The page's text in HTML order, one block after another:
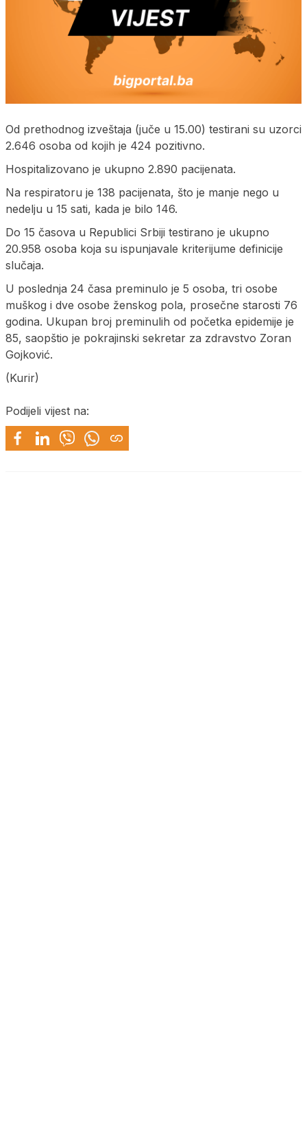
Od prethodnog izveštaja (juče u 15.00) testirani su uzorci
2.646 osoba od kojih je 424 pozitivno.
Hospitalizovano je ukupno 2.890 pacijenata.
Na respiratoru je 138 pacijenata, što je manje nego u
nedelju u 15 sati, kada je bilo 146.
Do 15 časova u Republici Srbiji testirano je ukupno
20.958 osoba koja su ispunjavale kriterijume definicije
slučaja.
U poslednja 24 časa preminulo je 5 osoba, tri osobe
muškog i dve osobe ženskog pola, prosečne starosti 76
godina. Ukupan broj preminulih od početka epidemije je
85, saopštio je pokrajinski sekretar za zdravstvo Zoran
Gojković.
(Kurir)
Podijeli vijest na: